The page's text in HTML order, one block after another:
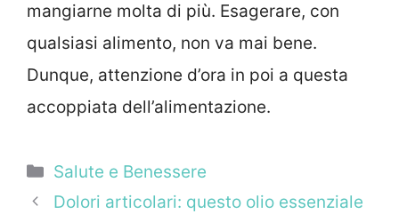
mangiarne molta di più. Esagerare, con
qualsiasi alimento, non va mai bene.
Dunque, attenzione d’ora in poi a questa
accoppiata dell’alimentazione.
Categorie
Salute e Benessere
Dolori articolari: questo olio essenziale